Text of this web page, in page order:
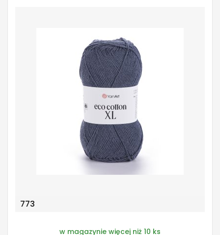
773
w magazynie więcej niż 10 ks